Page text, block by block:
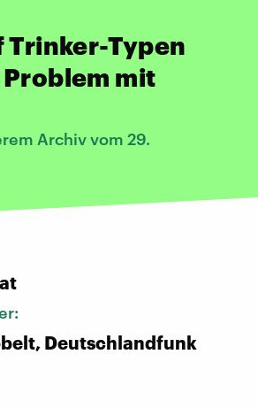
Trinker-Typen
mit
Archiv vom 29.
Deutschlandfunk